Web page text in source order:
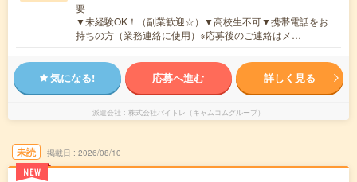
要
▼未経験OK！（副業歓迎☆）▼高校生不可▼携帯電話をお
持ちの方（業務連絡に使用）※応募後のご連絡はメ…
気になる! 応募へ進む 詳しく見る
派遣会社 株式会社バイトレ（キャムコムグループ）
未読
NEW
掲載日 2026/08/10